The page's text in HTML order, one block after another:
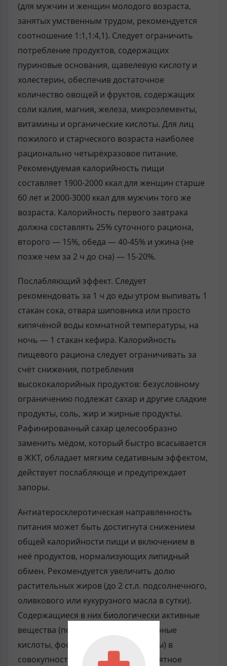
(для мужчин и женщин молодого возраста,
занятых умственным трудом, рекомендуется
соотношение 1:1,1:4,1). Следует ограничить
потребление продуктов, содержащих
пуриновые основания, щавелевую кислоту и
холестерин, обеспечив достаточное
количество овощей и фруктов, содержащих
соли калия, магния, железа, микроэлементы,
витамины и органические кислоты. Для лиц
пожилого и старческого возраста наиболее
рационально четырёхразовое питание.
Рекомендуемая калорийность пищи
составляет 1900-2000 ккал для женщин старше
60 лет и 2000-3000 ккал для мужчин того же
возраста. Калорийность первого завтрака
должна составлять 25% суточного рациона,
второго — 15%, обеда — 40-45% и ужина (не
позже чем за 2 ч до сна) — 15-20%.
Послабляющий эффект. Следует
рекомендовать за 1 ч до еды утром выпивать 1
стакан сока, отвара шиповника или просто
кипячёной воды комнатной температуры, на
ночь — 1 стакан кефира. Калорийность
пищевого рациона следует ограничивать за
счёт снижения, потребления
высококалорийных продуктов: безусловному
ограничению подлежат сахар и другие сладкие
продукты, соль, жир и жирные продукты.
Рафинированный сахар целесообразно
заменить мёдом, который быстро всасывается
в ЖКТ, обладает мягким седативным эффектом,
действует послабляюще и предупреждает
запоры.
Антиатеросклеротическая направленность
питания может быть достигнута снижением
общей калорийности пищи и включением в
неё продуктов, нормализующих липидный
обмен. Рекомендуется увеличить долю
растительных жиров (до 2 ст.л. подсолнечного,
оливкового или кукурузного масла в сутки).
Содержащиеся в них биологически активные
вещества (полиненасыщенные жирные
кислоты, фосфатиды и фитостерины) в
совокупности оказывают благоприятное